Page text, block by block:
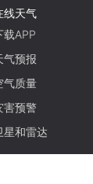
线天气
载APP
气预报
气质量
害预警
星和雷达